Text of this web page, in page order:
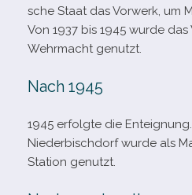
sche Staat das Vorwerk, um
Von 1937 bis 1945 wurde
Wehrmacht genutzt.
Nach 1945
1945 erfolgte die
Niederbischdorf wurde als
Station genutzt.